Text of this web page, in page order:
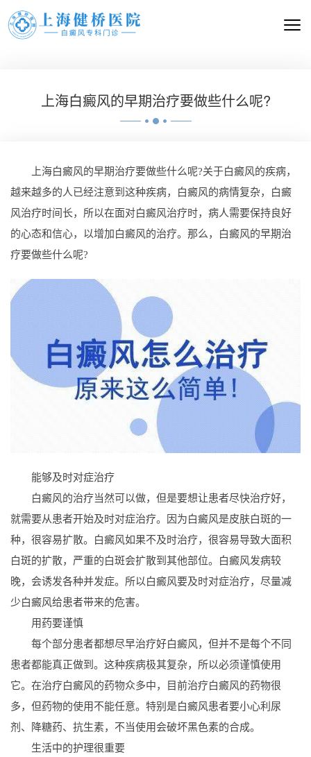
上海白癜风的早期治疗要做些什么呢?
上海白癜风的早期治疗要做些什么呢?关于白癜风的疾病，
越来越多的人已经注意到这种疾病，白癜风的病情复杂，白癜
风治疗时间长，所以在面对白癜风治疗时，病人需要保持良好
的心态和信心，以增加白癜风的治疗。那么，白癜风的早期治
疗要做些什么呢?
能够及时对症治疗
白癜风的治疗当然可以做，但是要想让患者尽快治疗好，
就需要从患者开始及时对症治疗。因为白癜风是皮肤白斑的一
种，很容易扩散。白癜风如果不及时治疗，很容易导致大面积
白斑的扩散，严重的白斑会扩散到其他部位。白癜风发病较
晚，会诱发各种并发症。所以白癜风要及时对症治疗，尽量减
少白癜风给患者带来的危害。
用药要谨慎
每个部分患者都想尽早治疗好白癜风，但并不是每个不同
患者都能真正做到。这种疾病极其复杂，所以必须谨慎使用
它。在治疗白癜风的药物众多中，目前治疗白癜风的药物很
多，但药物的使用不能任意。特别是白癜风患者要小心利尿
剂、降糖药、抗生素，不当使用会破坏黑色素的合成。
生活中的护理很重要